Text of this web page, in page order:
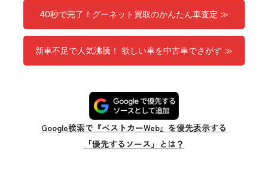
40秒で完了！グーネット買取のかんたん車査定 ≫
新車不足で人気沸騰！ 欲しい車を中古車でさがす ≫
Google検索で『ベストカーWeb』を優先表示する
「優先するソース」とは？